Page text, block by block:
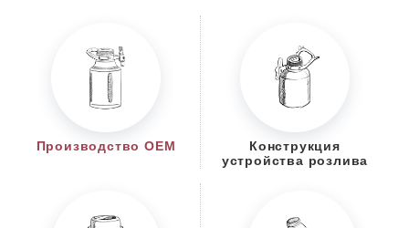
Производство OEM
Конструкция
устройства розлива